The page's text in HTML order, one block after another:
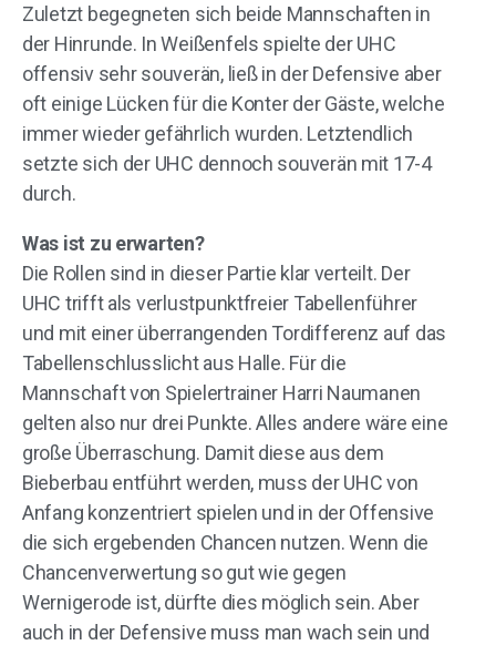
Zuletzt begegneten sich beide Mannschaften in
der Hinrunde. In Weißenfels spielte der UHC
offensiv sehr souverän, ließ in der Defensive aber
oft einige Lücken für die Konter der Gäste, welche
immer wieder gefährlich wurden. Letztendlich
setzte sich der UHC dennoch souverän mit 17-4
durch.
Was ist zu erwarten?
Die Rollen sind in dieser Partie klar verteilt. Der
UHC trifft als verlustpunktfreier Tabellenführer
und mit einer überrangenden Tordifferenz auf das
Tabellenschlusslicht aus Halle. Für die
Mannschaft von Spielertrainer Harri Naumanen
gelten also nur drei Punkte. Alles andere wäre eine
große Überraschung. Damit diese aus dem
Bieberbau entführt werden, muss der UHC von
Anfang konzentriert spielen und in der Offensive
die sich ergebenden Chancen nutzen. Wenn die
Chancenverwertung so gut wie gegen
Wernigerode ist, dürfte dies möglich sein. Aber
auch in der Defensive muss man wach sein und